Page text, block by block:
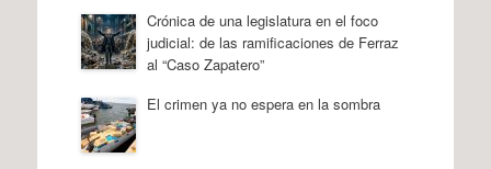
Crónica de una legislatura en el foco
judicial: de las ramificaciones de Ferraz
al “Caso Zapatero”
El crimen ya no espera en la sombra